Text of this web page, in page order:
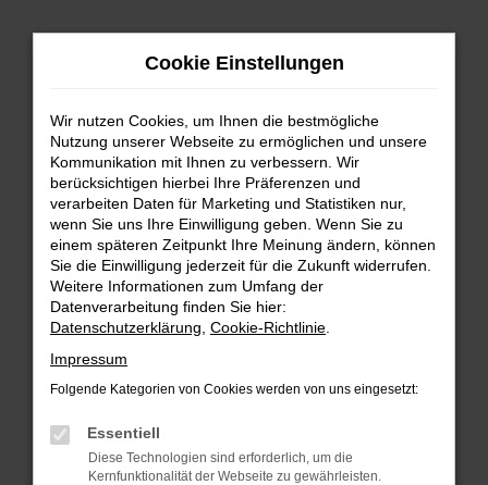
Zum
FEHLER: NETWORK ERROR
Beim Laden ist ein Fehler aufgetreten.
Hier sind ein paar Tipps, die dir helfen können:
Überprüfe deine Firewall und deine
Internetverbindung.
Laden andere Webseiten, zum Beispiel deine
Manche Erweiterungen, wie Werbeblocker,
Cookie Einstellungen
Wir nutzen Cookies, um Ihnen die bestmögliche
Nutzung unserer Webseite zu ermöglichen und unsere
Kommunikation mit Ihnen zu verbessern. Wir
berücksichtigen hierbei Ihre Präferenzen und
verarbeiten Daten für Marketing und Statistiken nur,
wenn Sie uns Ihre Einwilligung geben. Wenn Sie zu
einem späteren Zeitpunkt Ihre Meinung ändern, können
Sie die Einwilligung jederzeit für die Zukunft widerrufen.
Weitere Informationen zum Umfang der
Datenverarbeitung finden Sie hier:
Datenschutzerklärung Cookie-Richtlinie
Impressum
Folgende Kategorien von Cookies werden von uns eingesetzt:
Essentiell
Diese Technologien sind erforderlich, um die
Kernfunktionalität der Webseite zu gewährleisten.